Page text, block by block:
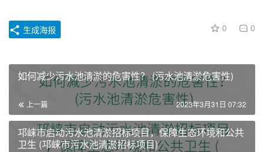
0 0
生成海报
如何减少污水池清淤的危害性？ (污水池清淤危害性)
上一篇 2023年3月31日 07:32
邛崃市启动污水池清淤招标项目，保障生态环境和公共
卫生 (邛崃市污水池清淤招标项目)